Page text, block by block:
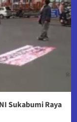
Sukabumi Raya